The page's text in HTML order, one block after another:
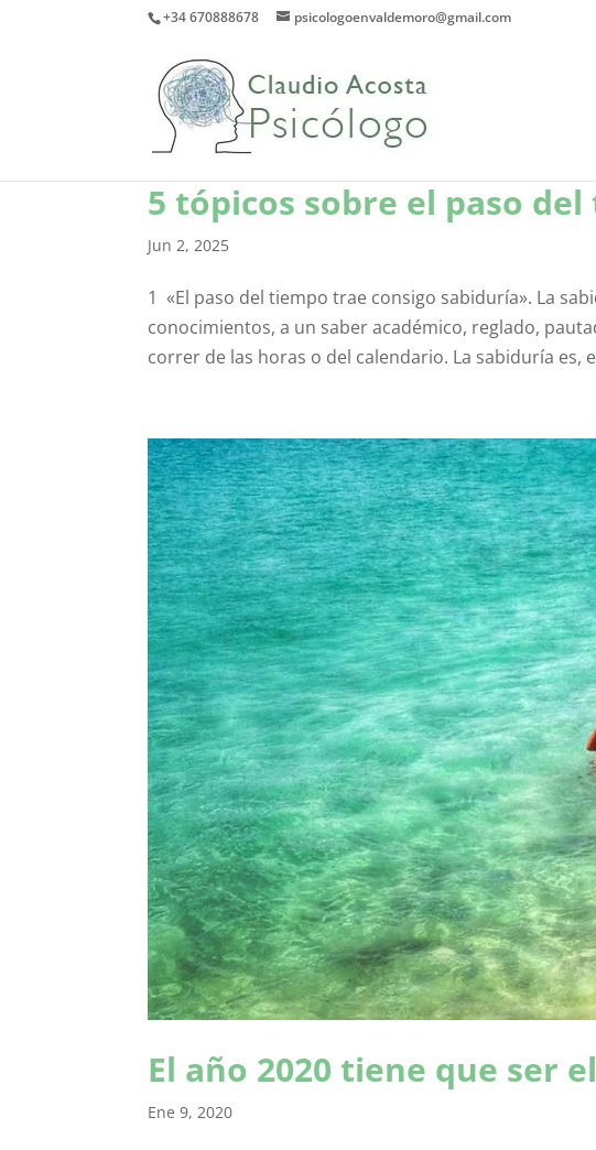
+34 670888678 psicologoenvaldemoro@gmail.com
5 tópicos sobre el paso
Jun 2, 2025
1 «El paso del tiempo trae consigo sabiduría». La
conocimientos, a un saber académico, reglado,
correr de las horas o del calendario. La sabiduría es,
El año 2020 tiene que ser
Ene 9, 2020